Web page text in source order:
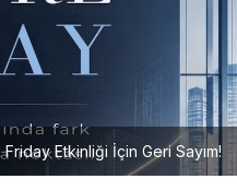
Etkinliği İçin Geri Sayım!